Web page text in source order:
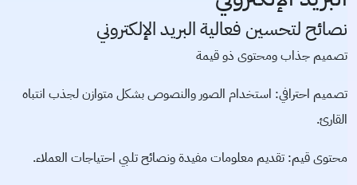
نصائح لتحسين فعالية البريد الإلكتروني
تصميم جذاب ومحتوى ذو قيمة
تصميم احترافي: استخدام الصور والنصوص بشكل متوازن لجذب انتباه
القارئ.
محتوى قيم: تقديم معلومات مفيدة ونصائح تلبي احتياجات العملاء.